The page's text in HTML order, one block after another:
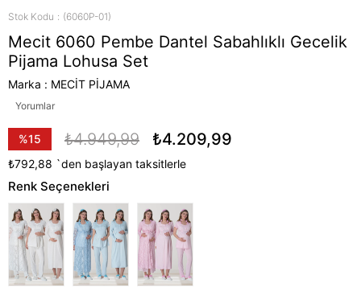
Stok Kodu (6060P-01)
Mecit 6060 Pembe Dantel Sabahlıklı Gecelik
Pijama Lohusa Set
Marka : MECİT PİJAMA
Yorumlar
%15
İndirim
₺4.949,99 ₺4.209,99
₺792,88 `den başlayan taksitlerle
Renk Seçenekleri